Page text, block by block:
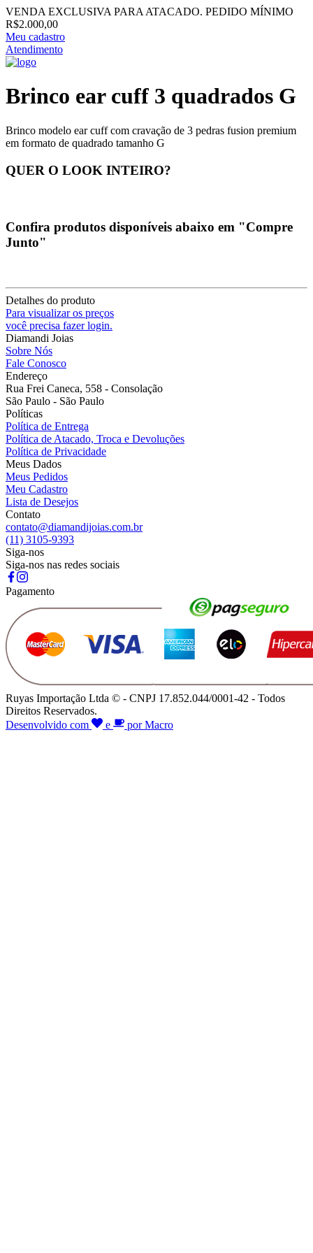
VENDA EXCLUSIVA PARA ATACADO. PEDIDO MÍNIMO
R$2.000,00
Meu cadastro
Atendimento
Brinco ear cuff 3 quadrados G
Brinco modelo ear cuff com cravação de 3 pedras fusion premium
em formato de quadrado tamanho G
QUER O LOOK INTEIRO?
Confira produtos disponíveis abaixo em "Compre
Junto"
Detalhes do produto
Para visualizar os preços
você precisa fazer login.
Diamandi Joias
Sobre Nós
Fale Conosco
Endereço
Rua Frei Caneca, 558 - Consolação
São Paulo - São Paulo
Políticas
Política de Entrega
Política de Atacado, Troca e Devoluções
Política de Privacidade
Meus Dados
Meus Pedidos
Meu Cadastro
Lista de Desejos
Contato
contato@diamandijoias.com.br
(11) 3105-9393
Siga-nos
Siga-nos nas redes sociais
Pagamento
Ruyas Importação Ltda © - CNPJ 17.852.044/0001-42 - Todos
Direitos Reservados.
Desenvolvido com
e por Macro